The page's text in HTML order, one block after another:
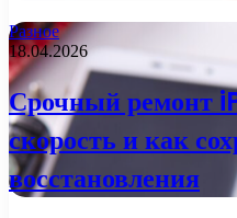
Разное
18.04.2026
Срочный ремонт
скорость и как
восстановления